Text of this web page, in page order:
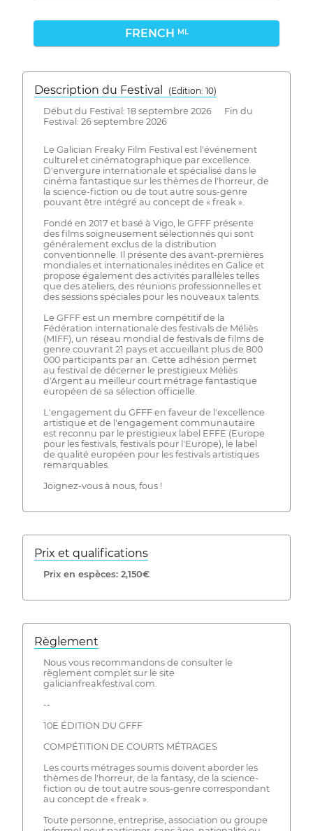
FRENCH ML
Description du Festival
( Edition: 10)
Début du Festival: 18 septembre 2026 Fin du
Festival: 26 septembre 2026
Le Galician Freaky Film Festival est l'événement
culturel et cinématographique par excellence.
D'envergure internationale et spécialisé dans le
cinéma fantastique sur les thèmes de l'horreur, de
la science-fiction ou de tout autre sous-genre
pouvant être intégré au concept de « freak ».
Fondé en 2017 et basé à Vigo, le GFFF présente
des films soigneusement sélectionnés qui sont
généralement exclus de la distribution
conventionnelle. Il présente des avant-premières
mondiales et internationales inédites en Galice et
propose également des activités parallèles telles
que des ateliers, des réunions professionnelles et
des sessions spéciales pour les nouveaux talents.
Le GFFF est un membre compétitif de la
Fédération internationale des festivals de Méliès
(MIFF), un réseau mondial de festivals de films de
genre couvrant 21 pays et accueillant plus de 800
000 participants par an. Cette adhésion permet
au festival de décerner le prestigieux Méliès
d'Argent au meilleur court métrage fantastique
européen de sa sélection officielle.
L'engagement du GFFF en faveur de l'excellence
artistique et de l'engagement communautaire
est reconnu par le prestigieux label EFFE (Europe
pour les festivals, festivals pour l'Europe), le label
de qualité européen pour les festivals artistiques
remarquables.
Joignez-vous à nous, fous !
Prix ​​et qualifications
Prix ​​en espèces: 2,150€
Règlement
Nous vous recommandons de consulter le
règlement complet sur le site
galicianfreakfestival.com.
--
10E ÉDITION DU GFFF
COMPÉTITION DE COURTS MÉTRAGES
Les courts métrages soumis doivent aborder les
thèmes de l'horreur, de la fantasy, de la science-
fiction ou de tout autre sous-genre correspondant
au concept de « freak ».
Toute personne, entreprise, association ou groupe